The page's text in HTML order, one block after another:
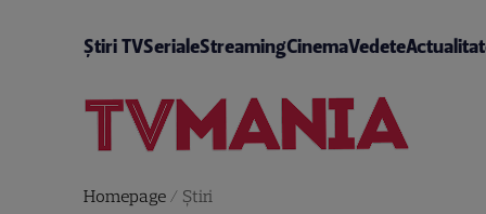
Știri TVSerialeStreamingCinemaVedete
Homepage/ Știri